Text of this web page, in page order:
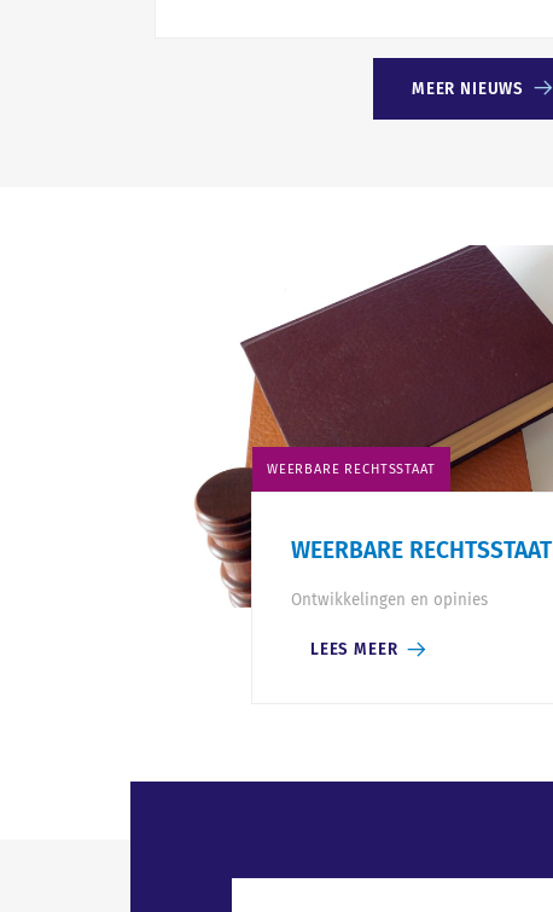
MEER NIEUWS
WEERBARE RECHTSSTAAT
WEERBARE RECHTSSTAAT
Ontwikkelingen en opinies
LEES MEER